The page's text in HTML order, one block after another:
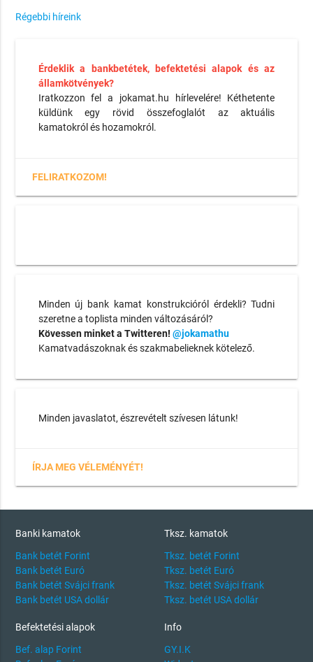
Régebbi híreink
Érdeklik a bankbetétek, befektetési alapok és az
államkötvények?
Iratkozzon fel a jokamat.hu hírlevelére! Kéthetente
küldünk egy rövid összefoglalót az aktuális
kamatokról és hozamokról.
FELIRATKOZOM!
Minden új bank kamat konstrukcióról érdekli? Tudni
szeretne a toplista minden változásáról?
Kövessen minket a Twitteren! @jokamathu
Kamatvadászoknak és szakmabelieknek kötelező.
Minden javaslatot, észrevételt szívesen látunk!
ÍRJA MEG VÉLEMÉNYÉT!
Banki kamatok
Bank betét Forint
Bank betét Euró
Bank betét Svájci frank
Bank betét USA dollár
Tksz. kamatok
Tksz. betét Forint
Tksz. betét Euró
Tksz. betét Svájci frank
Tksz. betét USA dollár
Befektetési alapok
Bef. alap Forint
Info
GY.I.K